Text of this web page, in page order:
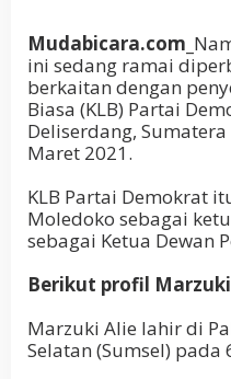
Mudabicara.com_
ini sedang ramai
berkaitan dengan
Biasa (KLB) Partai
Deliserdang,
Maret 2021.
KLB Partai Demokrat
Moledoko sebagai
sebagai Ketua Dewan
Berikut profil
Marzuki Alie lahir di
Selatan (Sumsel) pada